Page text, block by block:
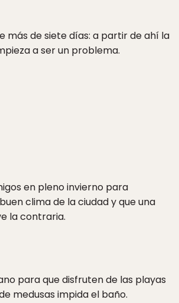
más de siete días: a partir de ahí la
a ser un problema.
en pleno invierno para
clima de la ciudad y que una
la contraria.
para que disfruten de las playas
medusas impida el baño.